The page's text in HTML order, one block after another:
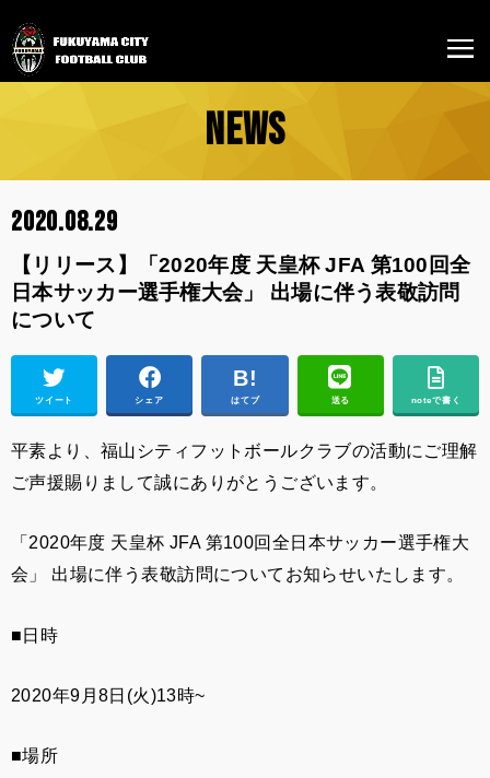
NEWS
2020.08.29
【リリース】「2020年度 天皇杯 JFA 第100回全
日本サッカー選手権大会」 出場に伴う表敬訪問
について
ツイート シェア はてブ 送る noteで書く
平素より、福山シティフットボールクラブの活動にご理解
ご声援賜りまして誠にありがとうございます。
「 2020年度 天皇杯 JFA 第100回全日本サッカー選手権大
会」
出場に伴う表敬訪問についてお知らせいたします。
■日時
2020年9 月8日 (火)13時~
■場所